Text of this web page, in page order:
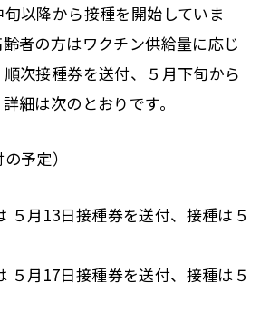
以降から接種を開始していま
者の方はワクチン供給量に応じ
次接種券を送付、５月下旬から
細は次のとおりです。
予定）
５月13日接種券を送付、接種は５
５月17日接種券を送付、接種は５